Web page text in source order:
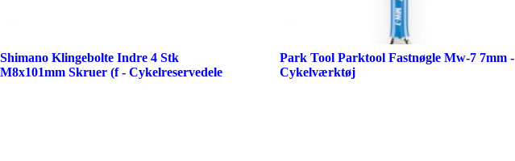
Shimano Klingebolte Indre 4 Stk
M8x101mm Skruer (f - Cykelreservedele
Park Tool Parktool Fastnøgle Mw-7 7mm -
Cykelværktøj